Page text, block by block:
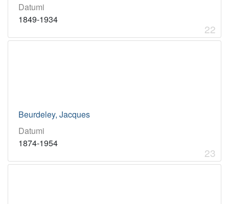
Datumi
1849-1934
22
Beurdeley, Jacques
Datumi
1874-1954
23